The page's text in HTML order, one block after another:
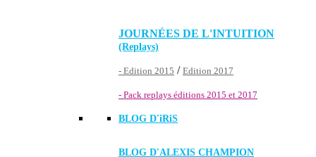
JOURNÉES DE L'INTUITION
(Replays)
- Edition 2015 / Edition 2017
- Pack replays éditions 2015 et 2017
BLOG D'iRiS
BLOG D'ALEXIS CHAMPION